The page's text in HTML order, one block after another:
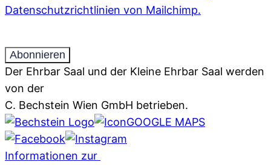
Datenschutzrichtlinien von Mailchimp.
Der Ehrbar Saal und der Kleine Ehrbar Saal werden
von der
C. Bechstein Wien GmbH betrieben.
GOOGLE MAPS
Informationen zur